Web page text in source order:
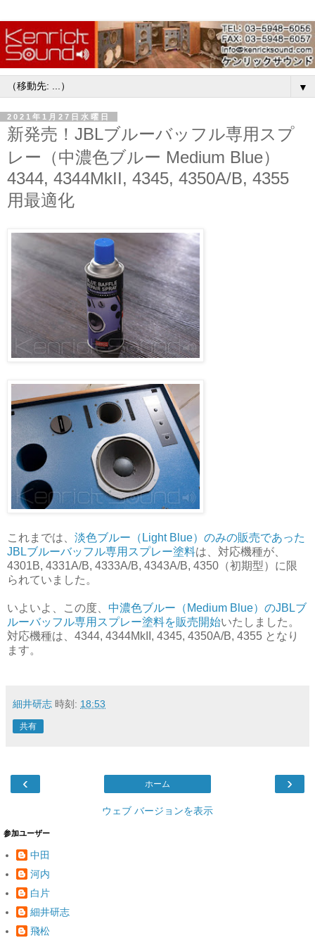
▼
2021年1月27日水曜日
新発売！JBLブルーバッフル専用スプ
レー（中濃色ブルー Medium Blue）
4344, 4344MkII, 4345, 4350A/B, 4355
用最適化
これまでは、 淡色ブルー（Light Blue）のみの販売であった
JBLブルーバッフル専用スプレー塗料は、対応機種が、
4301B, 4331A/B, 4333A/B, 4343A/B, 4350（初期型）に限
られていました。
いよいよ、この度、 中濃色ブルー（Medium Blue）のJBLブ
ルーバッフル専用スプレー塗料を販売開始いたしました。
対応機種は、4344, 4344MkII, 4345, 4350A/B, 4355 となり
ます。
細井研志 時刻: 18:53
共有
‹ ›
ホーム
ウェブ バージョンを表示
参加ユーザー
中田
河内
白片
細井研志
飛松